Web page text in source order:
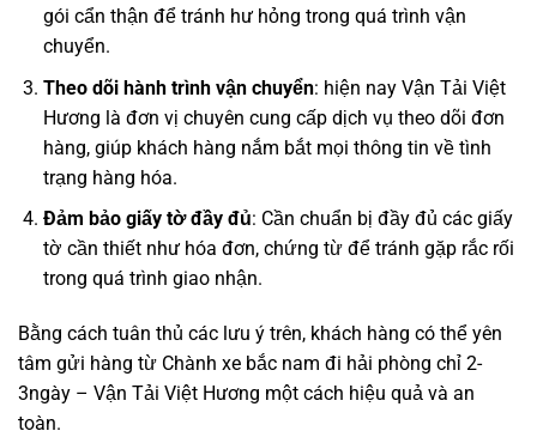
gói cẩn thận để tránh hư hỏng trong quá trình vận
chuyển.
Theo dõi hành trình vận chuyển: hiện nay Vận Tải Việt
Hương là đơn vị chuyên cung cấp dịch vụ theo dõi đơn
hàng, giúp khách hàng nắm bắt mọi thông tin về tình
trạng hàng hóa.
Đảm bảo giấy tờ đầy đủ: Cần chuẩn bị đầy đủ các giấy
tờ cần thiết như hóa đơn, chứng từ để tránh gặp rắc rối
trong quá trình giao nhận.
Bằng cách tuân thủ các lưu ý trên, khách hàng có thể yên
tâm gửi hàng từ Chành xe bắc nam đi hải phòng chỉ 2-
3ngày – Vận Tải Việt Hương một cách hiệu quả và an
toàn.